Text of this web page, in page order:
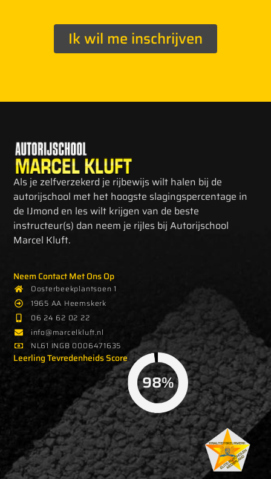
Ik wil me inschrijven
Als je zelfverzekerd je rijbewijs wilt halen bij de
autorijschool met het hoogste slagingspercentage in
de IJmond en les wilt krijgen van de beste
instructeur(s) dan neem je rijles bij Autorijschool
Marcel Kluft.
Neem Contact Met Ons Op
Oosterbeekplantsoen 1
1965 AA Heemskerk
06 24 62 02 22‬
info@marcelkluft.nl
NL61 INGB 0006471635
Leerling Tevredenheids Score
98%